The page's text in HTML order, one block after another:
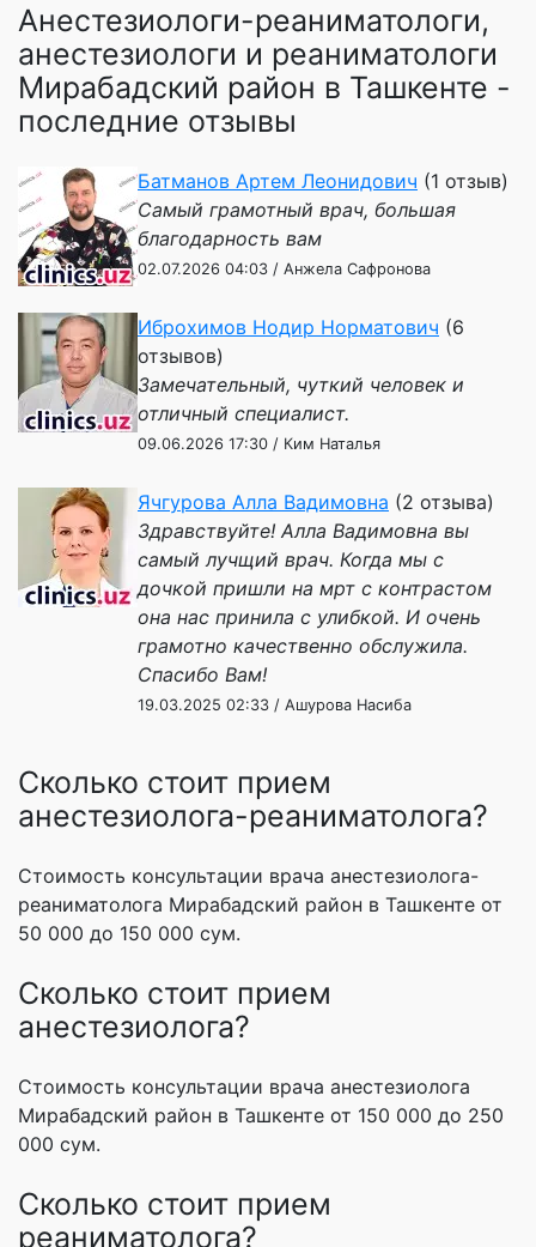
Анестезиологи-реаниматологи,
анестезиологи и реаниматологи
Мирабадский район в Ташкенте -
последние отзывы
Батманов Артем Леонидович (1 отзыв)
Самый грамотный врач, большая
благодарность вам
02.07.2026 04:03 / Анжела Сафронова
Иброхимов Нодир Норматович (6
отзывов)
Замечательный, чуткий человек и
отличный специалист.
09.06.2026 17:30 / Ким Наталья
Ячгурова Алла Вадимовна (2 отзыва)
Здравствуйте! Алла Вадимовна вы
самый лучщий врач. Когда мы с
дочкой пришли на мрт с контрастом
она нас принила с улибкой. И очень
грамотно качественно обслужила.
Спасибо Вам!
19.03.2025 02:33 / Ашурова Насиба
Сколько стоит прием
анестезиолога-реаниматолога?
Стоимость консультации врача анестезиолога-
реаниматолога Мирабадский район в Ташкенте от
50 000 до 150 000 сум.
Сколько стоит прием
анестезиолога?
Стоимость консультации врача анестезиолога
Мирабадский район в Ташкенте от 150 000 до 250
000 сум.
Сколько стоит прием
реаниматолога?